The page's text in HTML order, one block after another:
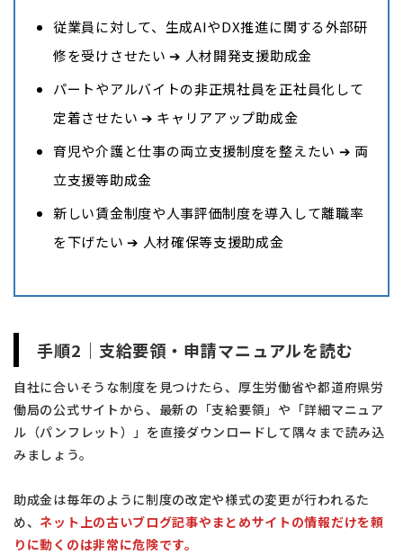
従業員に対して、生成AIやDX推進に関する外部研
修を受けさせたい ➔ 人材開発支援助成金
パートやアルバイトの非正規社員を正社員化して
定着させたい ➔ キャリアアップ助成金
育児や介護と仕事の両立支援制度を整えたい ➔ 両
立支援等助成金
新しい賃金制度や人事評価制度を導入して離職率
を下げたい ➔ 人材確保等支援助成金
手順2｜支給要領・申請マニュアルを読む
自社に合いそうな制度を見つけたら、厚生労働省や都道府県労
働局の公式サイトから、最新の「支給要領」や「詳細マニュア
ル（パンフレット）」を直接ダウンロードして隅々まで読み込
みましょう。
助成金は毎年のように制度の改定や様式の変更が行われるた
め、 ネット上の古いブログ記事やまとめサイトの情報だけを頼
りに動くのは非常に危険です。